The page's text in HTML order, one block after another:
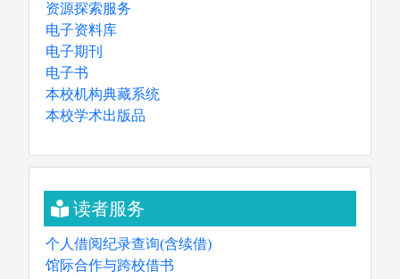
资源探索服务
电子资料库
电子期刊
电子书
本校机构典藏系统
本校学术出版品
读者服务
个人借阅纪录查询(含续借)
馆际合作与跨校借书